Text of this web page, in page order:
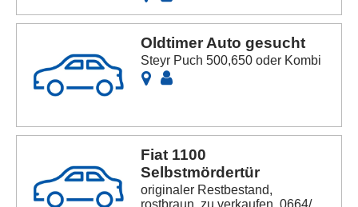
Oldtimer Auto gesucht
Steyr Puch 500,650 oder Kombi
Fiat 1100
Selbstmördertür
originaler Restbestand,
rostbraun, zu verkaufen. 0664/